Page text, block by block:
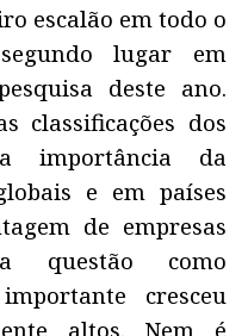
escalão em todo o
lugar em
deste ano.
classificações dos
importância da
e em países
de empresas
questão como
cresceu
altos. Nem é